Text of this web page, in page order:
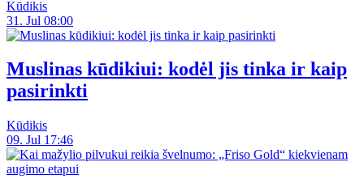
Kūdikis
31. Jul 08:00
Muslinas kūdikiui: kodėl jis tinka ir kaip
pasirinkti
Kūdikis
09. Jul 17:46